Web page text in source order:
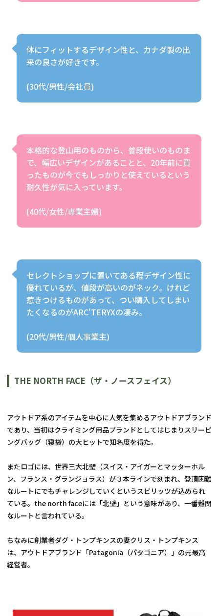
体にフィットするデザイン性と、カナダ製の出
来の良さが好きです。
(30代/男性/会社員)
本格的な登山用のものから、普段使いのものま
で、幅広いデザインがあることと、20年前に買
ったものが今でもしっかりと使えているという
耐久性が気に入っています。
(40代/女性/専業主婦)
セレクトショップに置いてある程デザイン性に
優れているが、値段が高いのがネック。けれど
惹きつけるものがあって、つい購入してしまい
たくなるのがARC'TERYXの凄み。
(20代/男性/個人事業主)
THE NORTH FACE（ザ・ノースフェイス）
アウトドア系のアイテムを中心に人気を集めるアウトドアブランド
であり、当初はクライミング用品ブランドとしてはじまりスリーピ
ングバッグ（寝袋）の大ヒットで知名度を得た。
またロゴには、世界三大北壁（スイス・アイガーとマッターホル
ン、フランス・グランジョラス）が３本ラインで刻まれ、登頂困難
なルートにでもチャレンジしていくというスピリッツが込められ
ている。the north faceには「北壁」という意味があり、一番難関
なルートと言われている。
ちなみに創業者ダグ・トンプキンスの妻クリス・トンプキンス
は、アウトドアブランド「Patagonia（パタゴニア）」の元最高
経営者。